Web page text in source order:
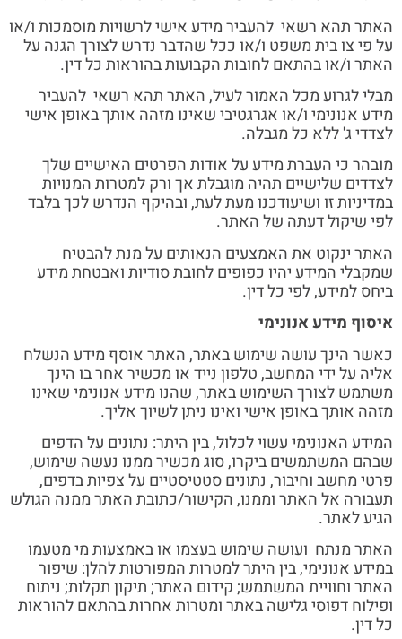
האתר תהא רשאי להעביר מידע אישי לרשויות מוסמכות ו/או
על פי צו בית משפט ו/או ככל שהדבר נדרש לצורך הגנה על
האתר ו/או בהתאם לחובות הקבועות בהוראות כל דין.
מבלי לגרוע מכל האמור לעיל, האתר תהא רשאי להעביר
מידע אנונימי ו/או אגרגטיבי שאינו מזהה אותך באופן אישי
לצדדי ג' ללא כל מגבלה.
מובהר כי העברת מידע על אודות הפרטים האישיים שלך
לצדדים שלישיים תהיה מוגבלת אך ורק למטרות המנויות
במדיניות זו ושיעודכנו מעת לעת, ובהיקף הנדרש לכך בלבד
לפי שיקול דעתה של האתר.
האתר ינקוט את האמצעים הנאותים על מנת להבטיח
שמקבלי המידע יהיו כפופים לחובת סודיות ואבטחת מידע
ביחס למידע, לפי כל דין.
איסוף מידע אנונימי
כאשר הינך עושה שימוש באתר, האתר אוסף מידע הנשלח
אליה על ידי המחשב, טלפון נייד או מכשיר אחר בו הינך
משתמש לצורך השימוש באתר, שהנו מידע אנונימי שאינו
מזהה אותך באופן אישי ואינו ניתן לשיוך אליך.
המידע האנונימי עשוי לכלול, בין היתר: נתונים על הדפים
שבהם המשתמשים ביקרו, סוג מכשיר ממנו נעשה שימוש,
פרטי מחשב וחיבור, נתונים סטטיסטיים על צפיות בדפים,
תעבורה אל האתר וממנו, הקישור/כתובת האתר ממנה הגולש
הגיע לאתר.
האתר מנתח ועושה שימוש בעצמו או באמצעות מי מטעמו
במידע אנונימי, בין היתר למטרות המפורטות להלן: שיפור
האתר וחוויית המשתמש; קידום האתר; תיקון תקלות; ניתוח
ופילוח דפוסי גלישה באתר ומטרות אחרות בהתאם להוראות
כל דין.